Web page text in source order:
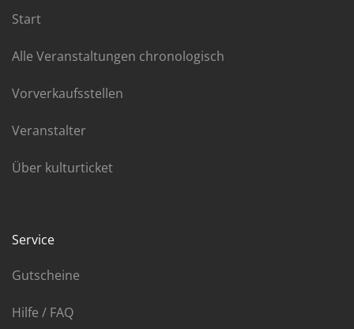
Start
Alle Veranstaltungen chronologisch
Vorverkaufsstellen
Veranstalter
Über kulturticket
Service
Gutscheine
Hilfe / FAQ